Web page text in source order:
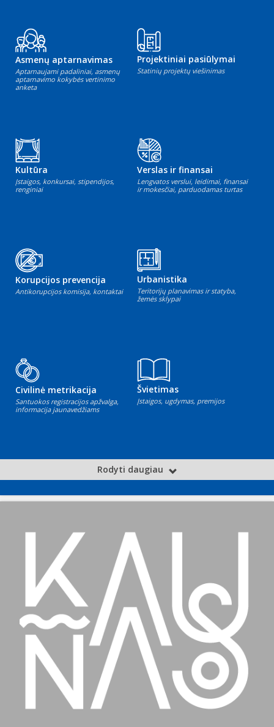
Asmenų aptarnavimas
Aptarnaujami padaliniai, asmenų
aptarnavimo kokybės vertinimo
anketa
Projektiniai pasiūlymai
Statinių projektų viešinimas
Kultūra
Įstaigos, konkursai, stipendijos,
renginiai
Verslas ir finansai
Lengvatos verslui, leidimai, finansai
ir mokesčiai, parduodamas turtas
Korupcijos prevencija
Antikorupcijos komisija, kontaktai
Urbanistika
Teritorijų planavimas ir statyba,
žemės sklypai
Civilinė metrikacija
Santuokos registracijos apžvalga,
informacija jaunavedžiams
Švietimas
Įstaigos, ugdymas, premijos
Rodyti daugiau